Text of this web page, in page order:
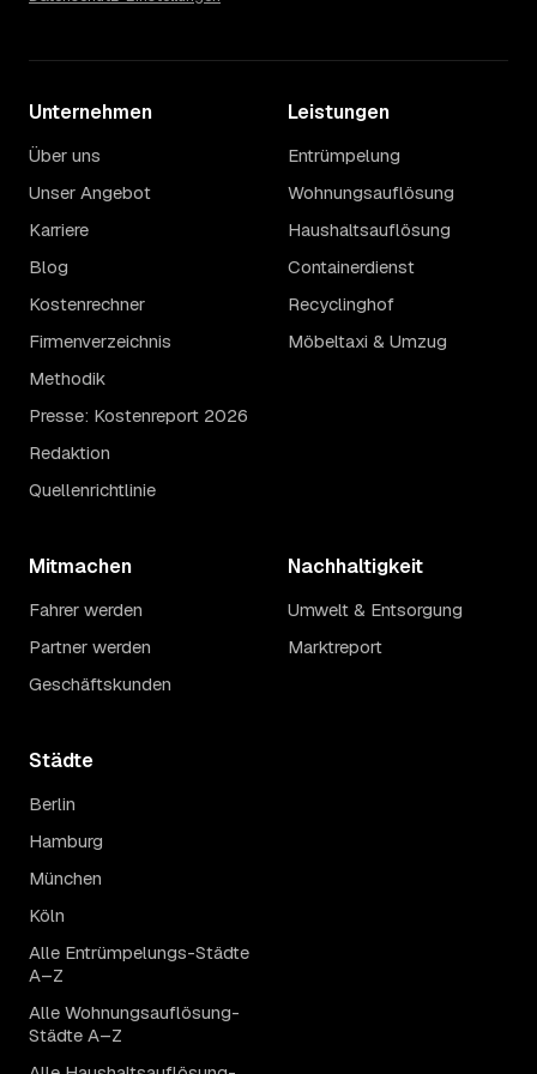
Unternehmen
Über uns
Unser Angebot
Karriere
Blog
Kostenrechner
Firmenverzeichnis
Methodik
Presse: Kostenreport 2026
Redaktion
Quellenrichtlinie
Leistungen
Entrümpelung
Wohnungsauflösung
Haushaltsauflösung
Containerdienst
Recyclinghof
Möbeltaxi & Umzug
Mitmachen
Fahrer werden
Partner werden
Geschäftskunden
Nachhaltigkeit
Umwelt & Entsorgung
Marktreport
Städte
Berlin
Hamburg
München
Köln
Alle Entrümpelungs-Städte
A–Z
Alle Wohnungsauflösung-
Städte A–Z